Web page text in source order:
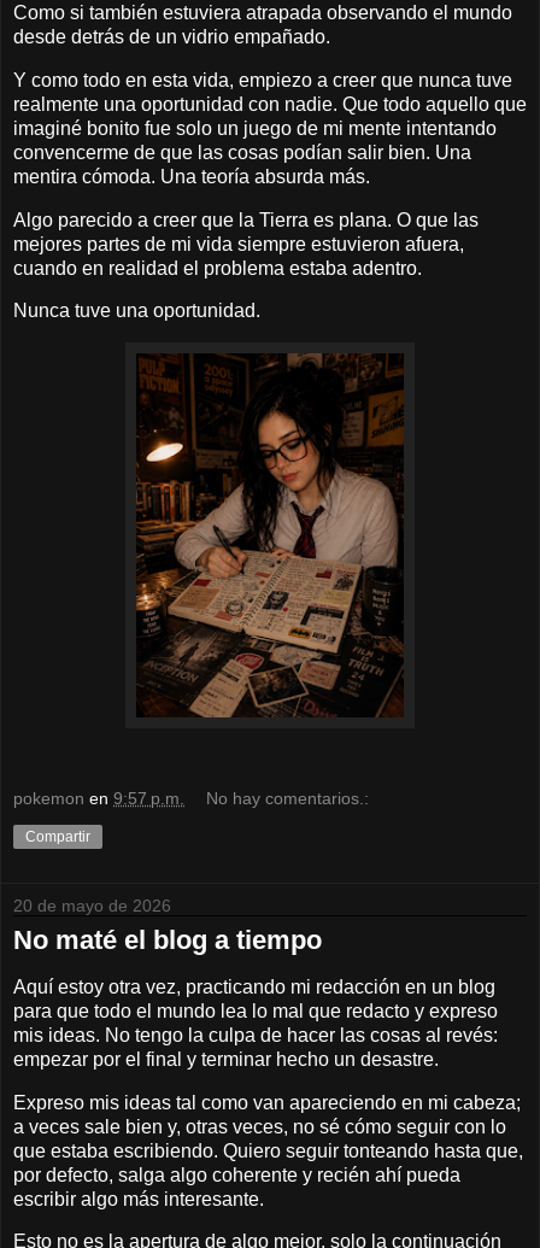
Como si también estuviera atrapada observando el mundo
desde detrás de un vidrio empañado.
Y como todo en esta vida, empiezo a creer que nunca tuve
realmente una oportunidad con nadie. Que todo aquello que
imaginé bonito fue solo un juego de mi mente intentando
convencerme de que las cosas podían salir bien. Una
mentira cómoda. Una teoría absurda más.
Algo parecido a creer que la Tierra es plana. O que las
mejores partes de mi vida siempre estuvieron afuera,
cuando en realidad el problema estaba adentro.
Nunca tuve una oportunidad.
pokemon en 9:57 p.m. No hay comentarios.:
Compartir
20 de mayo de 2026
No maté el blog a tiempo
Aquí estoy otra vez, practicando mi redacción en un blog
para que todo el mundo lea lo mal que redacto y expreso
mis ideas. No tengo la culpa de hacer las cosas al revés:
empezar por el final y terminar hecho un desastre.
Expreso mis ideas tal como van apareciendo en mi cabeza;
a veces sale bien y, otras veces, no sé cómo seguir con lo
que estaba escribiendo. Quiero seguir tonteando hasta que,
por defecto, salga algo coherente y recién ahí pueda
escribir algo más interesante.
Esto no es la apertura de algo mejor, solo la continuación